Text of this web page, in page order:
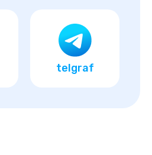
telgraf